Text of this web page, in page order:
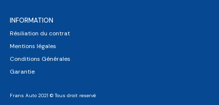
INFORMATION
Résiliation du contrat
Mentions légales
Conditions Générales
Garantie
Frans Auto 2021 © Tous droit reservé